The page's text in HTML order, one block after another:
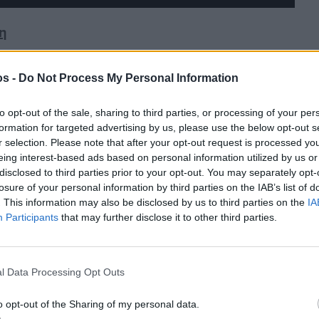
- Do Not Process My Personal Information
opt-out of the sale, sharing to third parties, or processing of your
for targeted advertising by us, please use the below opt-out
selection. Please note that after your opt-out request is processed
interest-based ads based on personal information utilized by us
to third parties prior to your opt-out. You may separately
of your personal information by third parties on the IAB’s list of
This information may also be disclosed by us to third parties on the
Participants that may further disclose it to other third parties.
Data Processing Opt Outs
opt-out of the Sharing of my personal data.
επενδύσεις για την αναβάθμιση του Κέντρου
του εξοπλισμού αποτελεί στρατηγικό
της ανακύκλωσης για τη βιωσιμότητα του
«Η ανακύκλωση δεν είναι μόνο
να πρωτοπορήσουν στον τομέα της
εκπαιδευτικών δράσεων στα σχολεία της Χίου,
μέσω αυτών, οι οικογένειές τους. Ειδική
οι διαδικασίες για νέο διαγωνισμό σχετικά
που ενισχύει τη συνεργασία μεταξύ των